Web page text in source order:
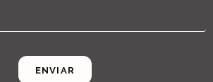
ENVIAR